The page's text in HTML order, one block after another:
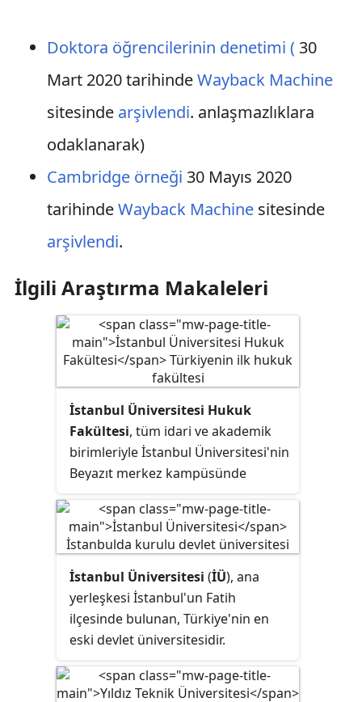
Doktora öğrencilerinin denetimi (30
Mart 2020 tarihindeWayback Machine
sitesinde arşivlendi. anlaşmazlıklara
odaklanarak)
Cambridge örneği 30 Mayıs 2020
tarihindeWayback Machinesitesinde
arşivlendi.
İlgili Araştırma Makaleleri
İstanbul Üniversitesi Hukuk
Fakültesi, tüm idari ve akademik
birimleriyle İstanbul Üniversitesi'nin
Beyazıt merkez kampüsünde
hukuk fakültesidir. Türkiye Barolar
Birliği'nin hukuk fakültelerine
yönelik 22 ölçütlü
değerlendirmesine göre Türkiye'nin
en iyi hukuk fakültesidir.
İstanbul Üniversitesi (İÜ), ana
yerleşkesi İstanbul'un Fatih
ilçesinde bulunan, Türkiye'nin en
eski devlet üniversitesidir.